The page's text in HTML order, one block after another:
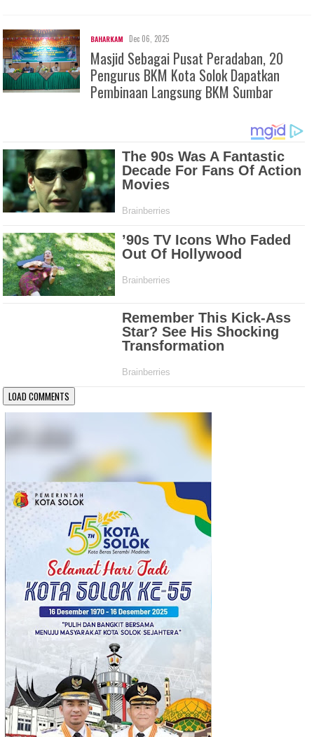
BAHARKAM Dec 06, 2025
Masjid Sebagai Pusat Peradaban, 20
Pengurus BKM Kota Solok Dapatkan
Pembinaan Langsung BKM Sumbar
LOAD COMMENTS